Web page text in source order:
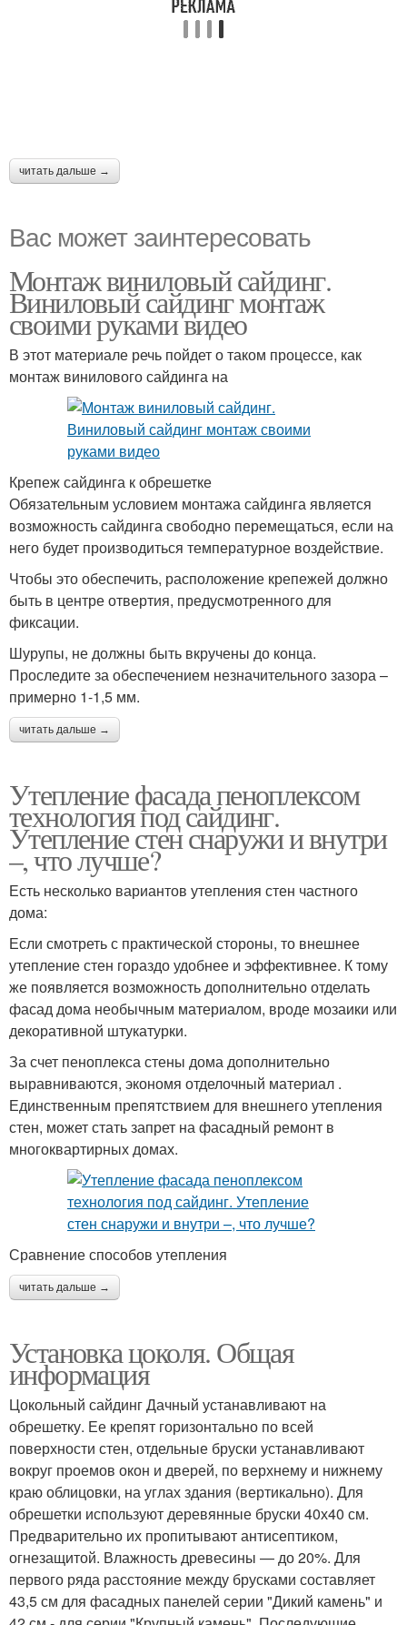
читать дальше →
Вас может заинтересовать
Монтаж виниловый сайдинг.
Виниловый сайдинг монтаж
своими руками видео
В этот материале речь пойдет о таком процессе, как
монтаж винилового сайдинга на
Крепеж сайдинга к обрешетке
Обязательным условием монтажа сайдинга является
возможность сайдинга свободно перемещаться, если на
него будет производиться температурное воздействие.
Чтобы это обеспечить, расположение крепежей должно
быть в центре отвертия, предусмотренного для
фиксации.
Шурупы, не должны быть вкручены до конца.
Проследите за обеспечением незначительного зазора –
примерно 1-1,5 мм.
читать дальше →
Утепление фасада пеноплексом
технология под сайдинг.
Утепление стен снаружи и внутри
–, что лучше?
Есть несколько вариантов утепления стен частного
дома:
Если смотреть с практической стороны, то внешнее
утепление стен гораздо удобнее и эффективнее. К тому
же появляется возможность дополнительно отделать
фасад дома необычным материалом, вроде мозаики или
декоративной штукатурки.
За счет пеноплекса стены дома дополнительно
выравниваются, экономя отделочный материал .
Единственным препятствием для внешнего утепления
стен, может стать запрет на фасадный ремонт в
многоквартирных домах.
Сравнение способов утепления
читать дальше →
Установка цоколя. Общая
информация
Цокольный сайдинг Дачный устанавливают на
обрешетку. Ее крепят горизонтально по всей
поверхности стен, отдельные бруски устанавливают
вокруг проемов окон и дверей, по верхнему и нижнему
краю облицовки, на углах здания (вертикально). Для
обрешетки используют деревянные бруски 40х40 см.
Предварительно их пропитывают антисептиком,
огнезащитой. Влажность древесины — до 20%. Для
первого ряда расстояние между брусками составляет
43,5 см для фасадных панелей серии "Дикий камень" и